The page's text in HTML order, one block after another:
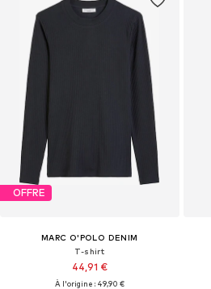
OFFRE
MARC O'POLO DENIM
T-shirt
44,91 €
À l'origine : 49,90 €